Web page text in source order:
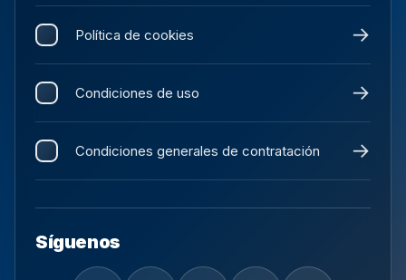
Política de cookies
Condiciones de uso
Condiciones generales de contratación
Síguenos